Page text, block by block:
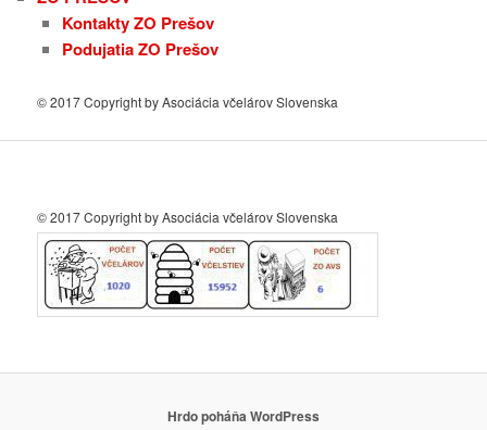
Kontakty ZO Prešov
Podujatia ZO Prešov
© 2017 Copyright by Asociácia včelárov Slovenska
© 2017 Copyright by Asociácia včelárov Slovenska
Hrdo poháňa WordPress